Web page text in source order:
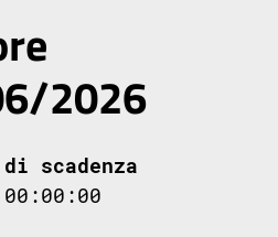
2026
scadenza